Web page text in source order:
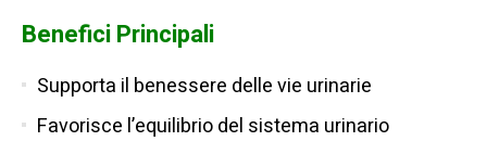
Benefici Principali
Supporta il benessere delle vie urinarie
Favorisce l’equilibrio del sistema urinario